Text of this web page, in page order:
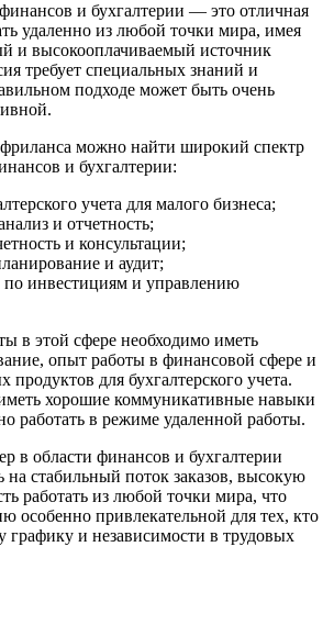
и бухгалтерии — это отличная
удаленно из любой точки мира, имея
и высокооплачиваемый источник
требует специальных знаний и
подходе может быть очень
можно найти широкий спектр
и бухгалтерии:
учета для малого бизнеса;
и отчетность;
и консультации;
и аудит;
по инвестициям и управлению
в этой сфере необходимо иметь
опыт работы в финансовой сфере и
для бухгалтерского учета.
хорошие коммуникативные навыки
работать в режиме удаленной работы.
в области финансов и бухгалтерии
на стабильный поток заказов, высокую
работать из любой точки мира, что
особенно привлекательной для тех, кто
графику и независимости в трудовых